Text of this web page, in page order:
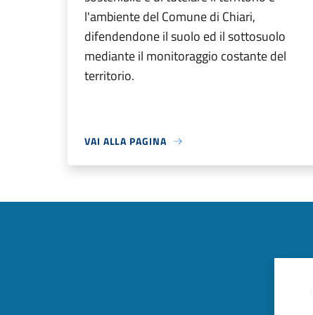
l'ambiente del Comune di Chiari,
difendendone il suolo ed il sottosuolo
mediante il monitoraggio costante del
territorio.
VAI ALLA PAGINA